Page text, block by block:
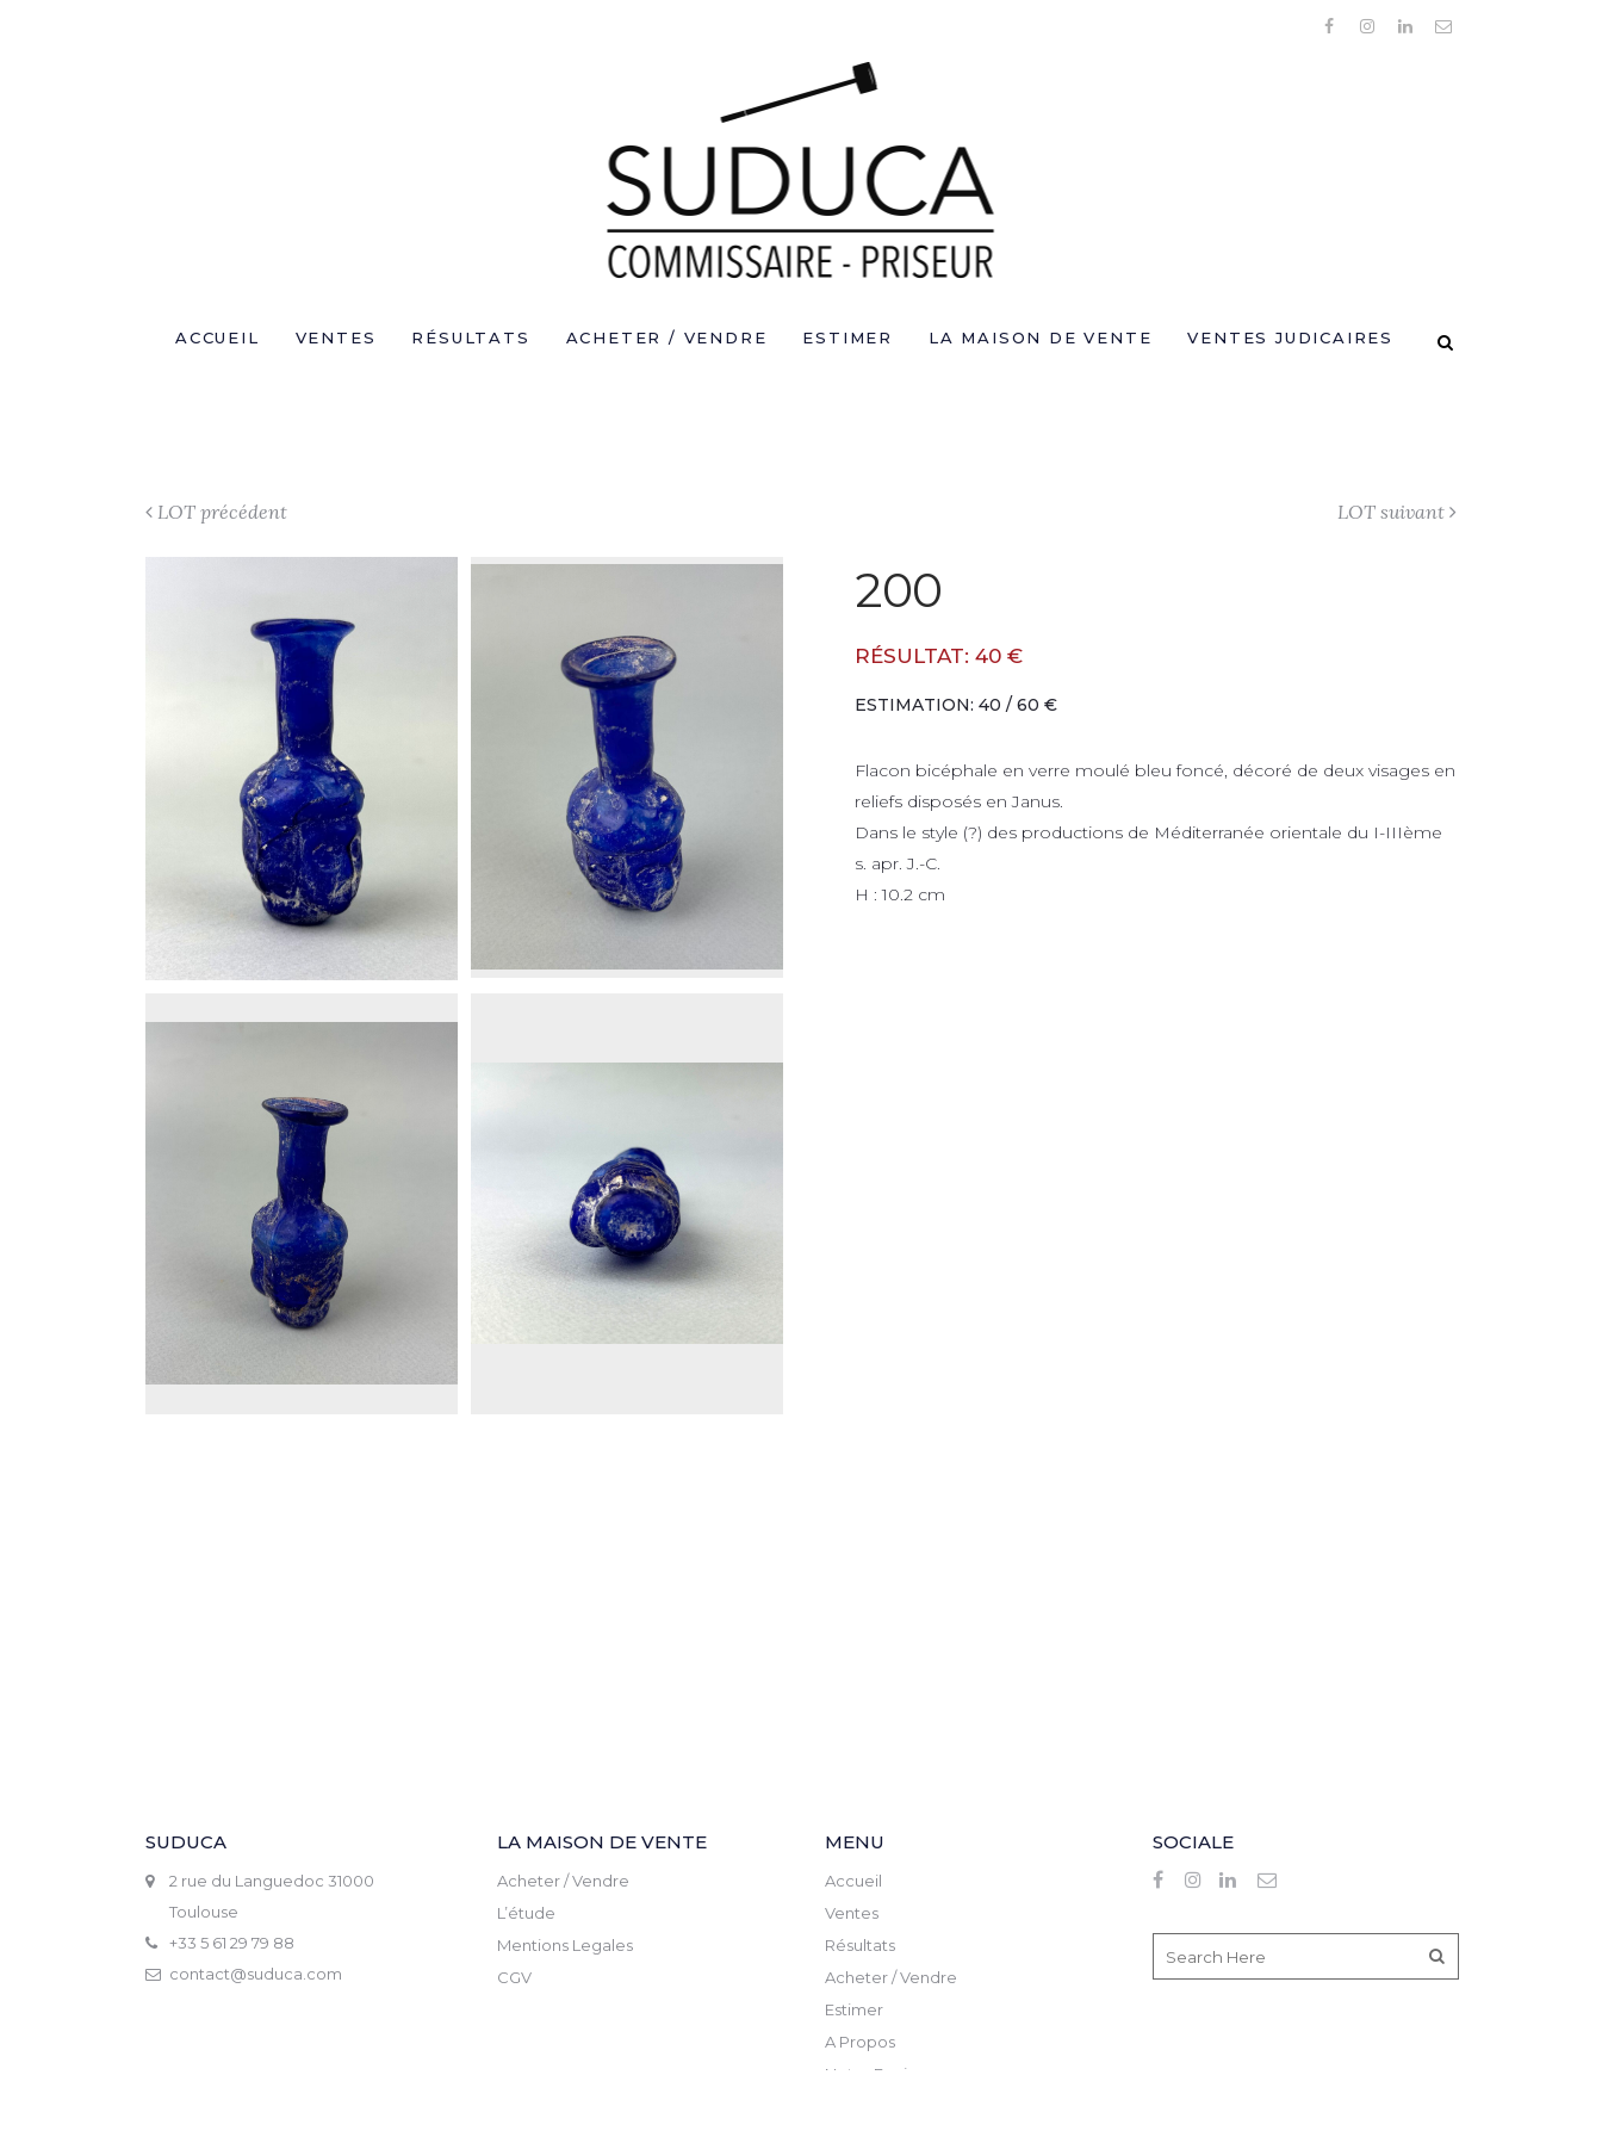
ACCUEIL VENTES RÉSULTATS ACHETER / VENDRE ESTIMER LA MAISON DE VENTE VENTES JUDICAIRES
LOT précédent LOT suivant
200
RÉSULTAT: 40 €
ESTIMATION: 40 / 60 €
Flacon bicéphale en verre moulé bleu foncé, décoré de deux visages en
reliefs disposés en Janus.
Dans le style (?) des productions de Méditerranée orientale du I-IIIème
s. apr. J.-C.
H : 10.2 cm
SUDUCA
2 rue du Languedoc 31000
Toulouse
+33 5 61 29 79 88
contact@suduca.com
LA MAISON DE VENTE
Acheter / Vendre
L’étude
Mentions Legales
CGV
MENU
Accueil
Ventes
Résultats
Acheter / Vendre
Estimer
A Propos
Notre Equipe
SOCIALE